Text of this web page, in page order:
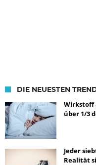
DIE NEUESTEN
Wirkstoff
über 1/3
Jeder
Realität